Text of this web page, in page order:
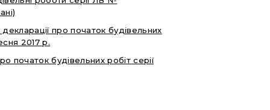
про початок будівельних
2017 р.
початок будівельних робіт серії